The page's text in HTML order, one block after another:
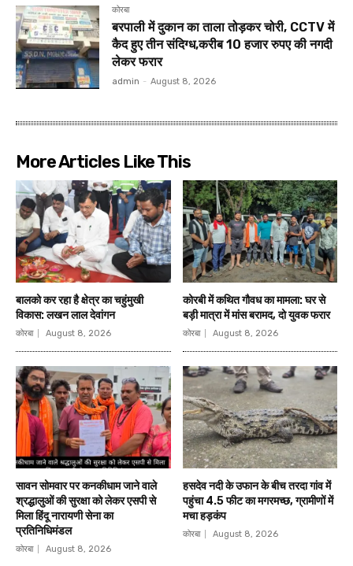
कोरबा
बरपाली में दुकान का ताला तोड़कर चोरी, CCTV में
कैद हुए तीन संदिग्ध,करीब 10 हजार रुपए की नगदी
लेकर फरार
admin - August 8, 2026
More Articles Like This
बालको कर रहा है क्षेत्र का चहुंमुखी
विकास: लखन लाल देवांगन
कोरबा August 8, 2026
कोरबी में कथित गौवध का मामला: घर से
बड़ी मात्रा में मांस बरामद, दो युवक फरार
कोरबा August 8, 2026
सावन सोमवार पर कनकीधाम जाने वाले
श्रद्धालुओं की सुरक्षा को लेकर एसपी से
मिला हिंदू नारायणी सेना का
प्रतिनिधिमंडल
कोरबा August 8, 2026
हसदेव नदी के उफान के बीच तरदा गांव में
पहुंचा 4.5 फीट का मगरमच्छ, ग्रामीणों में
मचा हड़कंप
कोरबा August 8, 2026